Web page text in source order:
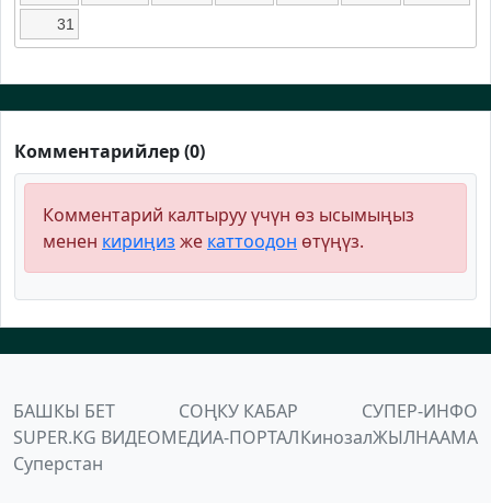
31
Комментарийлер (0)
Комментарий калтыруу үчүн өз ысымыңыз
менен кириңиз же каттоодон өтүңүз.
БАШКЫ БЕТ СОҢКУ КАБАР
СУПЕР-ИНФО
SUPER.KG ВИДЕОМЕДИА-ПОРТАЛКинозалЖЫЛНААМА
Суперстан